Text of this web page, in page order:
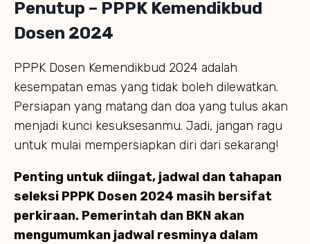
Penutup – PPPK Kemendikbud
Dosen 2024
PPPK Dosen Kemendikbud 2024 adalah
kesempatan emas yang tidak boleh dilewatkan.
Persiapan yang matang dan doa yang tulus akan
menjadi kunci kesuksesanmu. Jadi, jangan ragu
untuk mulai mempersiapkan diri dari sekarang!
Penting untuk diingat, jadwal dan tahapan
seleksi PPPK Dosen 2024 masih bersifat
perkiraan. Pemerintah dan BKN akan
mengumumkan jadwal resminya dalam